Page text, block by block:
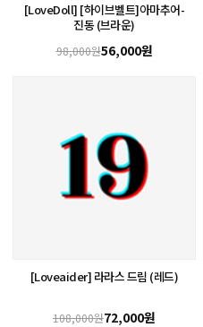
[LoveDoll] [하이브벨트]아마추어-
진동 (브라운)
98,000원56,000원
[Loveaider] 라라스 드림 (레드)
108,000원72,000원